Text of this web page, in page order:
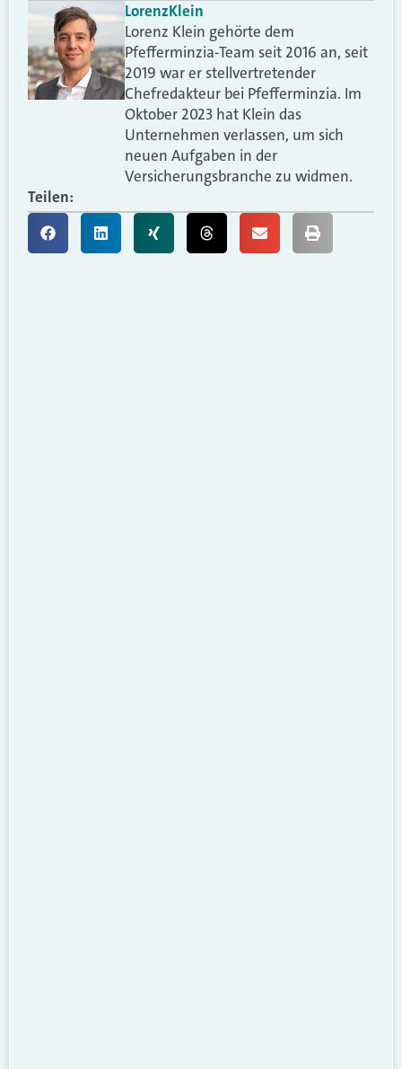
LorenzKlein
Lorenz Klein gehörte dem
Pfefferminzia-Team seit 2016 an, seit
2019 war er stellvertretender
Chefredakteur bei Pfefferminzia. Im
Oktober 2023 hat Klein das
Unternehmen verlassen, um sich
neuen Aufgaben in der
Versicherungsbranche zu widmen.
Teilen: